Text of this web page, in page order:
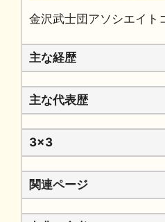
金沢武士団アソシエイト
主な経歴
主な代表歴
3x3
関連ページ